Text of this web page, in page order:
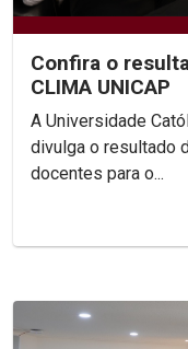
Confira o
CLIMA UNICAP
A Universidade
divulga o resultado
docentes para o...